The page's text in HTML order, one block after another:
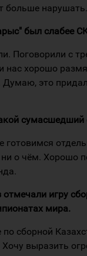
больше нарушать.
был слабее
Поговорили с
нас хорошо
Думаю, это
сумасшедший
готовимся
ни о чём. Хорошо
игру
мира.
по сборной
Хочу выразить